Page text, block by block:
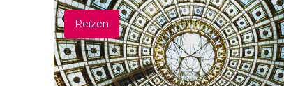
Reizen